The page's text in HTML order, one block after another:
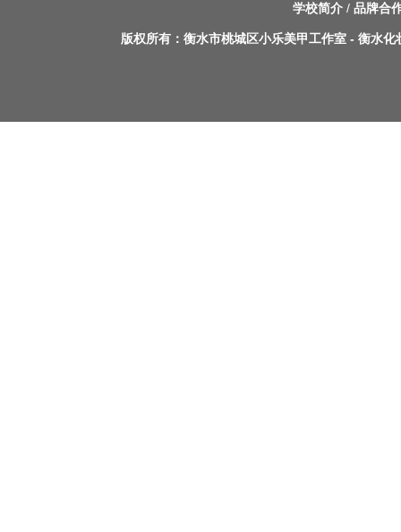
学校简介 / 品牌合
版权所有： 衡水市桃城区小乐美甲工作室- 衡水化